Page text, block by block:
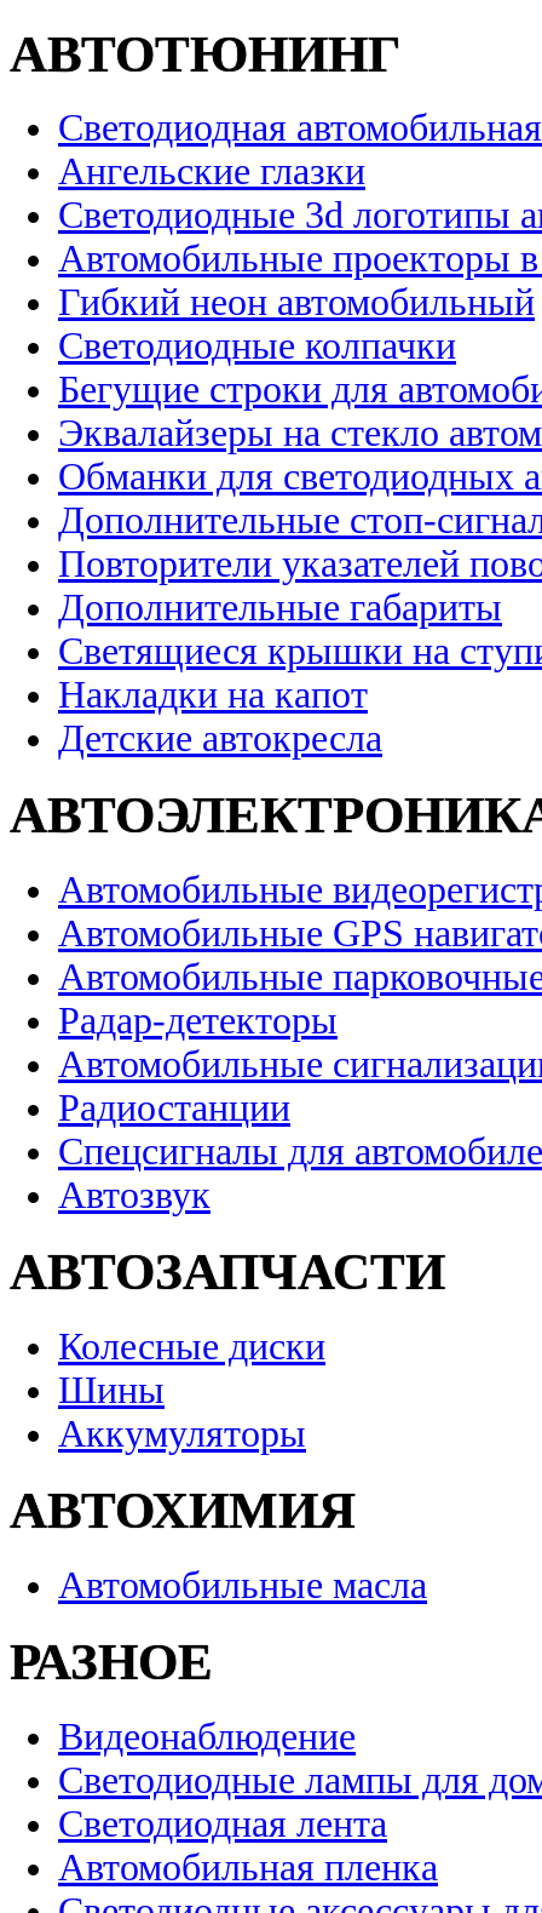
АВТОТЮНИНГ
Светодиодная
Ангельские глазки
Светодиодные 3d логотипы
Автомобильные проекторы
Гибкий неон автомобильный
Светодиодные колпачки
Бегущие строки для
Эквалайзеры на стекло
Обманки для светодиодных
Дополнительные стоп-
Повторители указателей
Дополнительные габариты
Светящиеся крышки на
Накладки на капот
Детские автокресла
Автомобильные
Автомобильные GPS
Автомобильные
Радар-детекторы
Автомобильные
Радиостанции
Спецсигналы для
Автозвук
АВТОЗАПЧАСТИ
Колесные диски
Шины
Аккумуляторы
АВТОХИМИЯ
Автомобильные масла
РАЗНОЕ
Видеонаблюдение
Светодиодные лампы для
Светодиодная лента
Автомобильная пленка